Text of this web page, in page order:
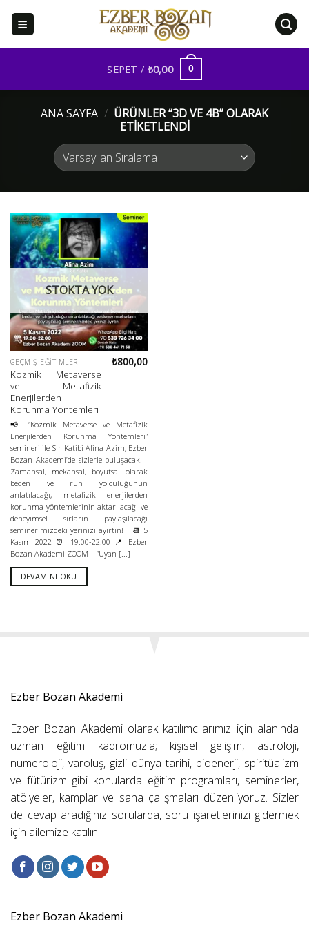
SEPET / ₺0,00 0
ANA SAYFA / ÜRÜNLER “3D VE 4B” OLARAK
ETIKETLENDI
STOKTA YOK
GEÇMIŞ EĞITIMLER
Kozmik Metaverse
ve Metafizik
Enerjilerden
Korunma Yöntemleri
₺800,00
📢 “Kozmik Metaverse ve Metafizik
Enerjilerden Korunma Yöntemleri”
semineri ile Sır Katibi Alina Azim, Ezber
Bozan Akademi’de sizlerle buluşacak!
Zamansal, mekansal, boyutsal olarak
beden ve ruh yolculuğunun
anlatılacağı, metafizik enerjilerden
korunma yöntemlerinin aktarılacağı ve
deneyimsel sırların paylaşılacağı
seminerimizdeki yerinizi ayırtın! 📆 5
Kasım 2022 ⏰ 19:00-22:00 📍 Ezber
Bozan Akademi ZOOM “Uyan [...]
DEVAMINI OKU
Ezber Bozan Akademi
Ezber Bozan Akademi olarak katılımcılarımız için alanında
uzman eğitim kadromuzla; kişisel gelişim, astroloji,
numeroloji, varoluş, gizli dünya tarihi, bioenerji, spiritüalizm
ve fütürizm gibi konularda eğitim programları, seminerler,
atölyeler, kamplar ve saha çalışmaları düzenliyoruz. Sizler
de cevap aradığınız sorularda, soru işaretlerinizi gidermek
için ailemize katılın.
Ezber Bozan Akademi